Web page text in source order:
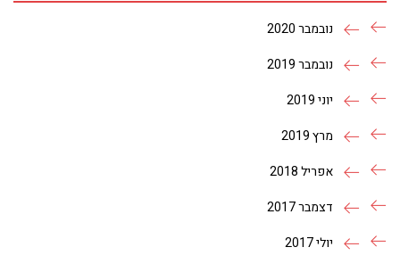
נובמבר 2020
נובמבר 2019
יוני 2019
מרץ 2019
אפריל 2018
דצמבר 2017
יולי 2017